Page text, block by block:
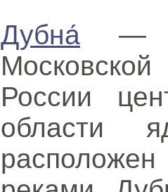
Дубна́ —
России
области